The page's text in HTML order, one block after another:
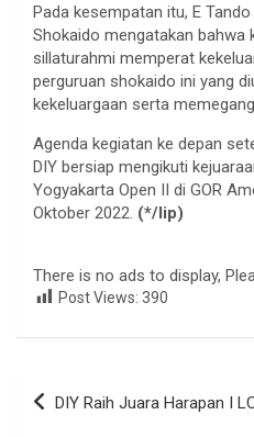
Pada kesempatan itu, E
Shokaido mengatakan bahwa
sillaturahmi memperat
perguruan shokaido ini yang
kekeluargaan serta
Agenda kegiatan ke depan
DIY bersiap mengikuti
Yogyakarta Open II di GOR
Oktober 2022. (*/lip)
There is no ads to display,
Post Views: 390
Navigasi
DIY Raih Juara Harapan I